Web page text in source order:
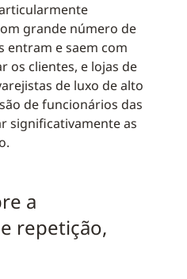
grande número de
entram e saem com
os clientes, e lojas de
de luxo de alto
de funcionários das
significativamente as
a
repetição,